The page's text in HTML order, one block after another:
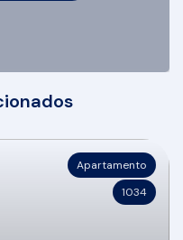
Apartamento
1034